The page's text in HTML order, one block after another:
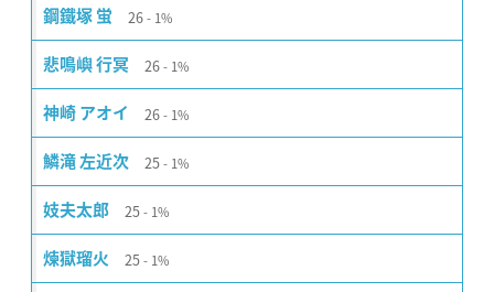
鋼鐵塚 蛍 26 1%
悲鳴嶼 行冥 26 1%
神崎 アオイ 26 1%
鱗滝 左近次 25 1%
妓夫太郎 25 1%
煉獄瑠火 25 1%